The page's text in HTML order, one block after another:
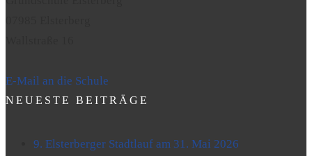
E-Mail an die Schule
NEUESTE BEITRÄGE
9. Elsterberger Stadtlauf am 31. Mai 2026